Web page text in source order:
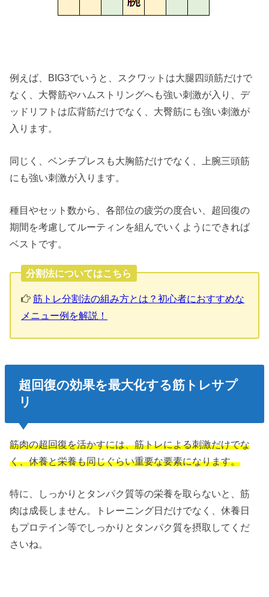
例えば、BIG3でいうと、スクワットは大腿四頭筋だけで
なく、大臀筋やハムストリングへも強い刺激が入り、デ
ッドリフトは広背筋だけでなく、大臀筋にも強い刺激が
入ります。
同じく、ベンチプレスも大胸筋だけでなく、上腕三頭筋
にも強い刺激が入ります。
種目やセット数から、各部位の疲労の度合い、超回復の
期間を考慮してルーティンを組んでいくようにできれば
ベストです。
分割法についてはこちら
筋トレ分割法の組み方とは？初心者におすすめな
メニュー例を解説！
超回復の効果を最大化する筋トレサプ
リ
筋肉の超回復を活かすには、筋トレによる刺激だけでな
く、休養と栄養も同じぐらい重要な要素になります。
特に、しっかりとタンパク質等の栄養を取らないと、筋
肉は成長しません。トレーニング日だけでなく、休養日
もプロテイン等でしっかりとタンパク質を摂取してくだ
さいね。